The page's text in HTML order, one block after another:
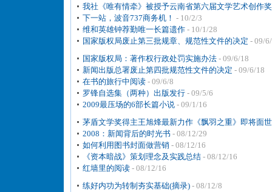
我社《唯有情牵》被授予云南省第六届文学艺术创作
下一站，波音737商务机！ - 10/2/3
维和英雄钟荐勤唯一长篇遗作 - 10/1/28
国家版权局废止第三批规章、规范性文件的决定 - 09/
国家版权局：著作权行政处罚实施办法 - 09/6/18
新闻出版总署废止第四批规范性文件的决定 - 09/6/18
在书的旅行中阅读 - 09/6/8
罗锋自选集（两种）出版发行 - 09/5/6
2009最压场的6部长篇小说 - 09/1/16
茅盾文学奖得主王旭烽最新力作《飘羽之重》即将面世
2008：新闻背后的时光书 - 08/12/29
如何利用图书封面做营销 - 08/12/16
《资本暗战》策划理念及实践总结 - 08/12/16
红墙里的阅读 - 08/12/16
练好内功为转制夯实基础(摘录) - 08/12/8